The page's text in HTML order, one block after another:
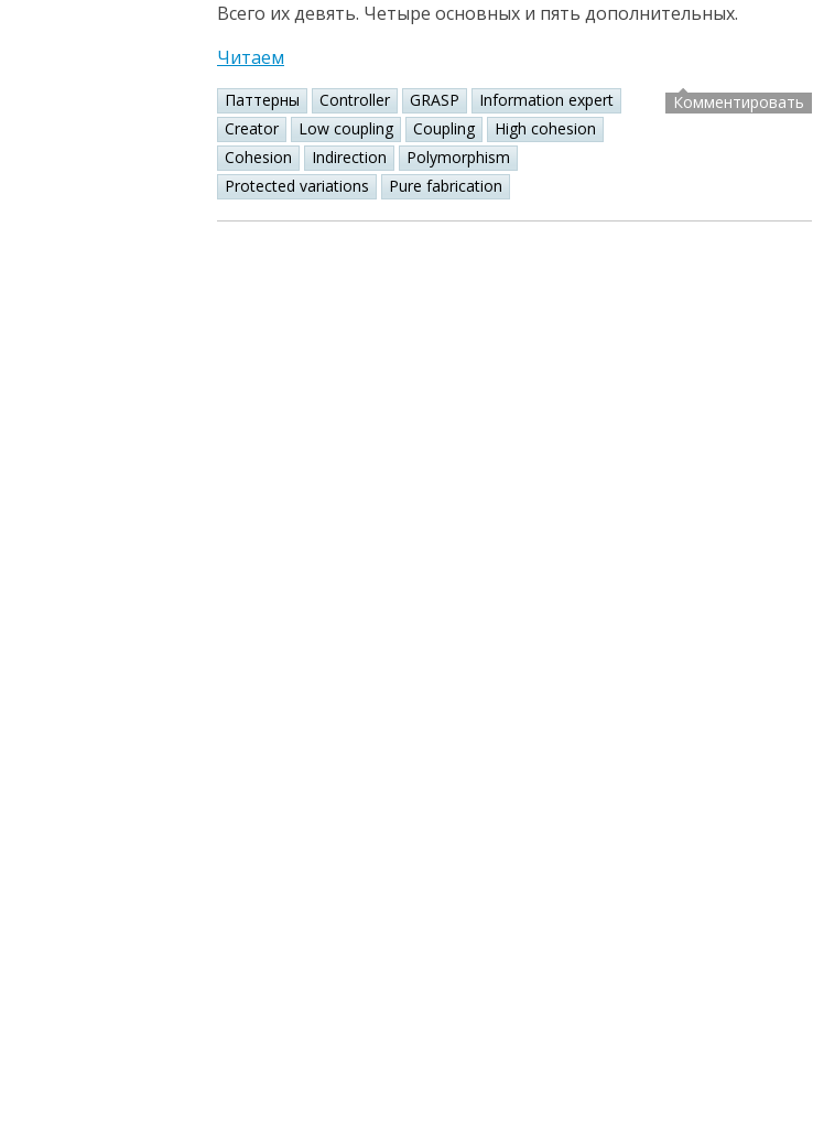
Всего их девять. Четыре основных и пять дополнительных.
Читаем
Паттерны Controller GRASP
Information expert
Creator
Low coupling Coupling
High cohesion
Cohesion
Indirection
Polymorphism
Protected variations
Pure fabrication
Комментировать